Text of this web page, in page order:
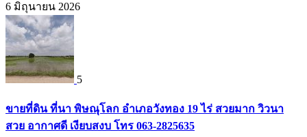
6 มิถุนายน 2026
5
ขายที่ดิน ที่นา พิษณุโลก อำเภอวังทอง 19 ไร่ สวยมาก วิวนา
สวย อากาศดี เงียบสงบ โทร 063-2825635